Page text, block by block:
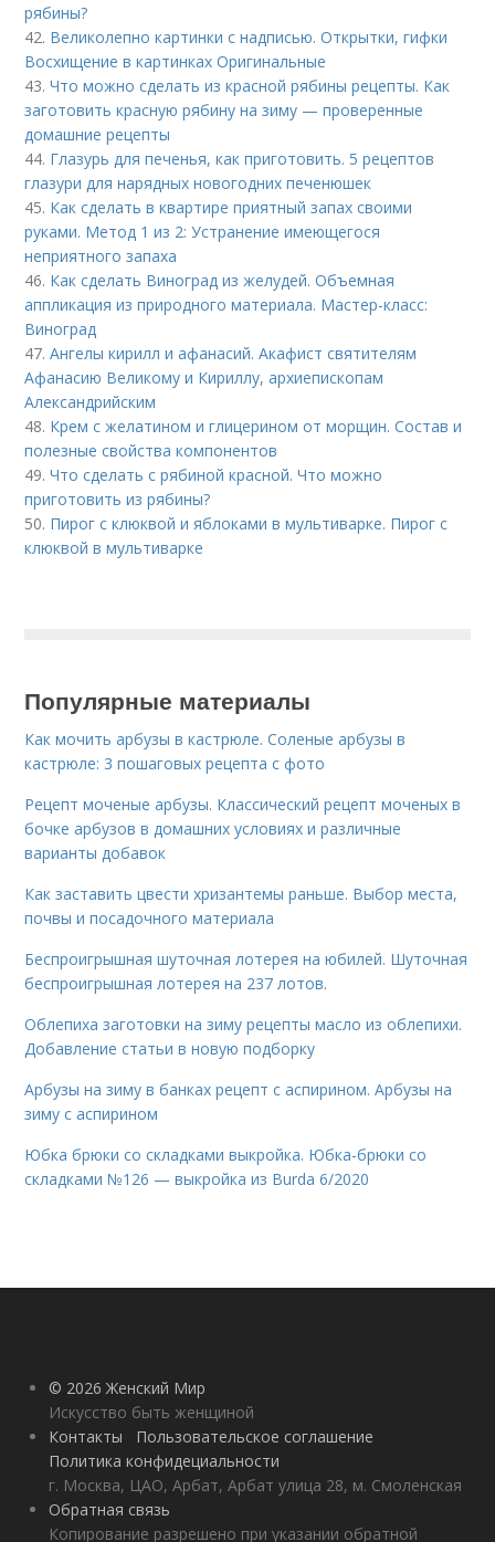
рябины?
42. Великолепно картинки с надписью. Открытки, гифки
Восхищение в картинках Оригинальные
43.Что можно сделать из красной рябины рецепты. Как
заготовить красную рябину на зиму — проверенные
домашние рецепты
44. Глазурь для печенья, как приготовить. 5 рецептов
глазури для нарядных новогодних печенюшек
45. Как сделать в квартире приятный запах своими
руками. Метод 1 из 2: Устранение имеющегося
неприятного запаха
46. Как сделать Виноград из желудей. Объемная
аппликация из природного материала. Мастер-класс:
Виноград
47.Ангелы кирилл и афанасий. Акафист святителям
Афанасию Великому и Кириллу, архиепископам
Александрийским
48. Крем с желатином и глицерином от морщин. Состав и
полезные свойства компонентов
49.Что сделать с рябиной красной. Что можно
приготовить из рябины?
50. Пирог с клюквой и яблоками в мультиварке. Пирог с
клюквой в мультиварке
Популярные материалы
Как мочить арбузы в кастрюле. Соленые арбузы в
кастрюле: 3 пошаговых рецепта с фото
Рецепт моченые арбузы. Классический рецепт моченых в
бочке арбузов в домашних условиях и различные
варианты добавок
Как заставить цвести хризантемы раньше. Выбор места,
почвы и посадочного материала
Беспроигрышная шуточная лотерея на юбилей. Шуточная
беспроигрышная лотерея на 237 лотов.
Облепиха заготовки на зиму рецепты масло из облепихи.
Добавление статьи в новую подборку
Арбузы на зиму в банках рецепт с аспирином. Арбузы на
зиму с аспирином
Юбка брюки со складками выкройка. Юбка-брюки со
складками №126 — выкройка из Burda 6/2020
© 2026 Женский Мир
Искусство быть женщиной
Контакты
Пользовательское соглашение
Политика конфидециальности
г. Москва, ЦАО, Арбат, Арбат улица 28, м. Смоленская
Обратная связь
Копирование разрешено при указании обратной